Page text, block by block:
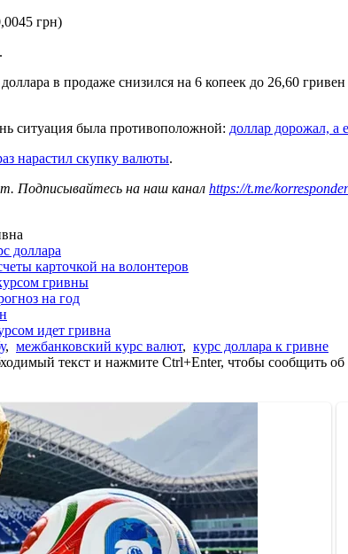
грн)
в продаже снизился на 6 копеек до 26,60
ситуация была противоположной: доллар дорожал, а
нарастил скупку валюты.
Подписывайтесь на наш канал https://t.me/
доллара
карточкой на волонтеров
гривны
на год
идет гривна
, межбанковский курс валют, курс доллара к гривне
текст и нажмите Ctrl+Enter, чтобы сообщить об